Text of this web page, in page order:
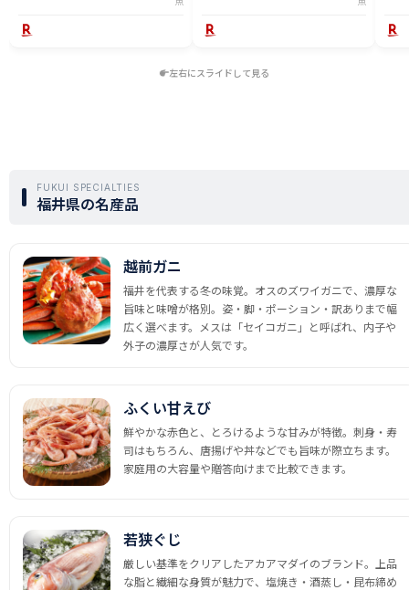
左右にスライドして見る
FUKUI SPECIALTIES
福井県の名産品
越前ガニ
福井を代表する冬の味覚。オスのズワイガニで、濃厚な
旨味と味噌が格別。姿・脚・ポーション・訳ありまで幅
広く選べます。メスは「セイコガニ」と呼ばれ、内子や
外子の濃厚さが人気です。
ふくい甘えび
鮮やかな赤色と、とろけるような甘みが特徴。刺身・寿
司はもちろん、唐揚げや丼などでも旨味が際立ちます。
家庭用の大容量や贈答向けまで比較できます。
若狭ぐじ
厳しい基準をクリアしたアカアマダイのブランド。上品
な脂と繊細な身質が魅力で、塩焼き・酒蒸し・昆布締め